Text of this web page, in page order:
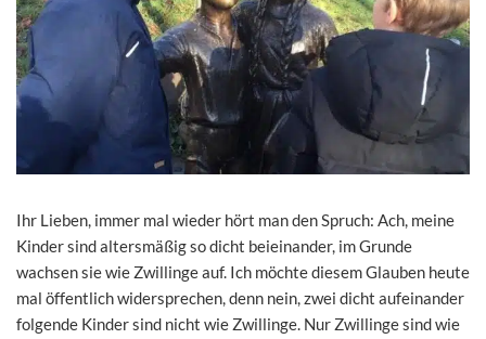
Ihr Lieben, immer mal wieder hört man den Spruch: Ach, meine
Kinder sind altersmäßig so dicht beieinander, im Grunde
wachsen sie wie Zwillinge auf. Ich möchte diesem Glauben heute
mal öffentlich widersprechen, denn nein, zwei dicht aufeinander
folgende Kinder sind nicht wie Zwillinge. Nur Zwillinge sind wie